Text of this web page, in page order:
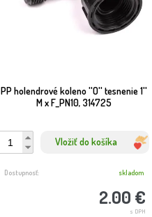
PP holendrové koleno ''O'' tesnenie 1''
M x F_PN10, 314725
Vložiť do košíka
2.00 €
s DPH
Dostupnosť: skladom